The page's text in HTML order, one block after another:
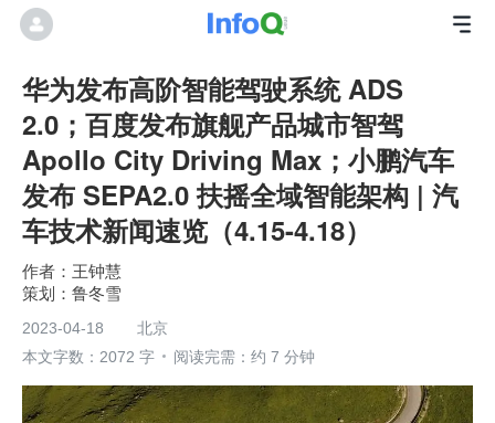
华为发布高阶智能驾驶系统 ADS
2.0；百度发布旗舰产品城市智驾
Apollo City Driving Max；小鹏汽车
发布 SEPA2.0 扶摇全域智能架构 | 汽
车技术新闻速览（4.15-4.18）
王钟慧
鲁冬雪
2023-04-18
北京
本文字数：2072 字
阅读完需：约 7 分钟